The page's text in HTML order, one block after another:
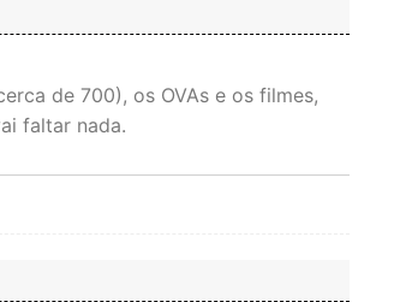
de 700), os OVAs e os filmes,
faltar nada.